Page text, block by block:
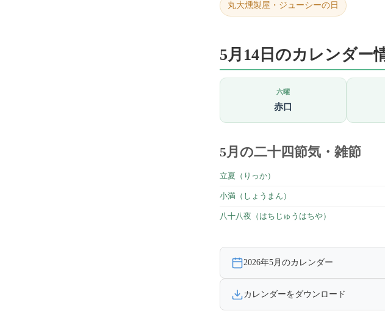
丸大燻製屋・ジューシーの日
5月14日のカレンダー
六曜
赤口
5月の二十四節気・雑節
立夏（りっか）
小満（しょうまん）
八十八夜（はちじゅうはちや）
2026年5月のカレンダー
カレンダーをダウンロード